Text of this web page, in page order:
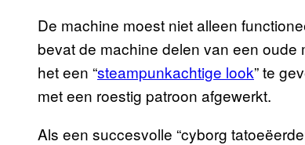
De machine moest niet alleen
bevat de machine delen van een
het een “steampunkachtige look” te
met een roestig patroon afgewerkt.
Als een succesvolle “cyborg